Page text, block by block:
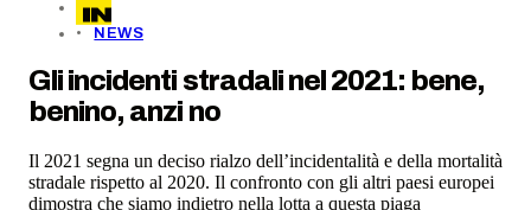
NEWS
Gli incidenti stradali nel 2021: bene,
benino, anzi no
Il 2021 segna un deciso rialzo dell’incidentalità e della mortalità
stradale rispetto al 2020. Il confronto con gli altri paesi europei
dimostra che siamo indietro nella lotta a questa piaga